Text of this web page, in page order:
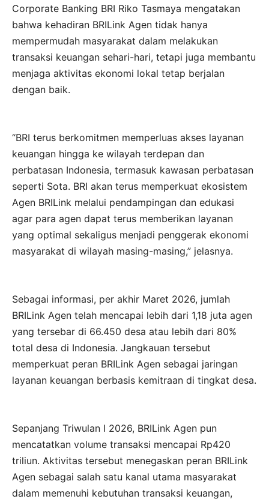
Corporate Banking BRI Riko Tasmaya mengatakan
bahwa kehadiran BRILink Agen tidak hanya
mempermudah masyarakat dalam melakukan
transaksi keuangan sehari-hari, tetapi juga membantu
menjaga aktivitas ekonomi lokal tetap berjalan
dengan baik.
“BRI terus berkomitmen memperluas akses layanan
keuangan hingga ke wilayah terdepan dan
perbatasan Indonesia, termasuk kawasan perbatasan
seperti Sota. BRI akan terus memperkuat ekosistem
Agen BRILink melalui pendampingan dan edukasi
agar para agen dapat terus memberikan layanan
yang optimal sekaligus menjadi penggerak ekonomi
masyarakat di wilayah masing-masing,” jelasnya.
Sebagai informasi, per akhir Maret 2026, jumlah
BRILink Agen telah mencapai lebih dari 1,18 juta agen
yang tersebar di 66.450 desa atau lebih dari 80%
total desa di Indonesia. Jangkauan tersebut
memperkuat peran BRILink Agen sebagai jaringan
layanan keuangan berbasis kemitraan di tingkat desa.
Sepanjang Triwulan I 2026, BRILink Agen pun
mencatatkan volume transaksi mencapai Rp420
triliun. Aktivitas tersebut menegaskan peran BRILink
Agen sebagai salah satu kanal utama masyarakat
dalam memenuhi kebutuhan transaksi keuangan,